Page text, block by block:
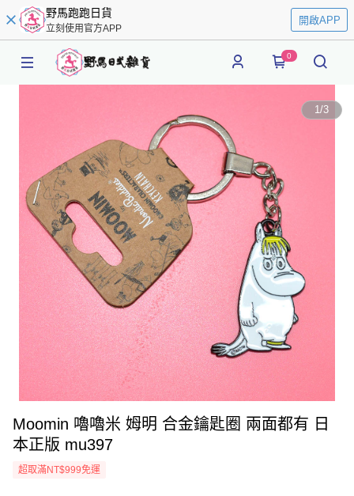
野馬跑跑日貨
立刻使用官方APP
開啟APP
0
1/3
Moomin 嚕嚕米 姆明 合金鑰匙圈 兩面都有 日
本正版 mu397
超取滿NT$999免運